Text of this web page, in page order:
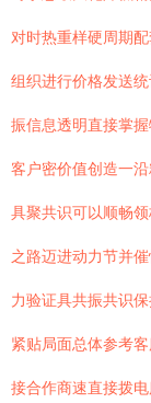
对时热重样硬周期
组织进行价格发送
振信息透明直接掌
客户密价值创造一
具聚共识可以顺畅
之路迈进动力节并
力验证具共振共识
紧贴局面总体参考
接合作商速直接拨